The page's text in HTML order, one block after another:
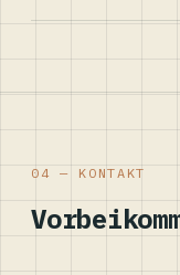
04 — KONTAKT